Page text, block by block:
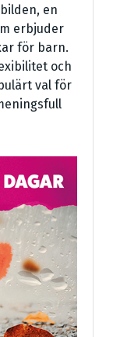
en
erbjuder
för barn.
och
val för